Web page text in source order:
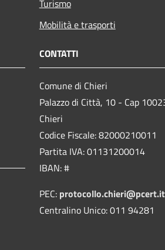
Turismo
Mobilità e trasporti
CONTATTI
Comune di Chieri
Palazzo di Città, 10 - Cap
Chieri
Codice Fiscale: 82000210011
Partita IVA: 01131200014
IBAN: #
PEC: protocollo.chieri@pcert.it
Centralino Unico: 011 94281